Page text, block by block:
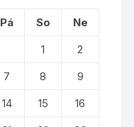
Pá So
Ne
1
2
7 8
9
14 15
16